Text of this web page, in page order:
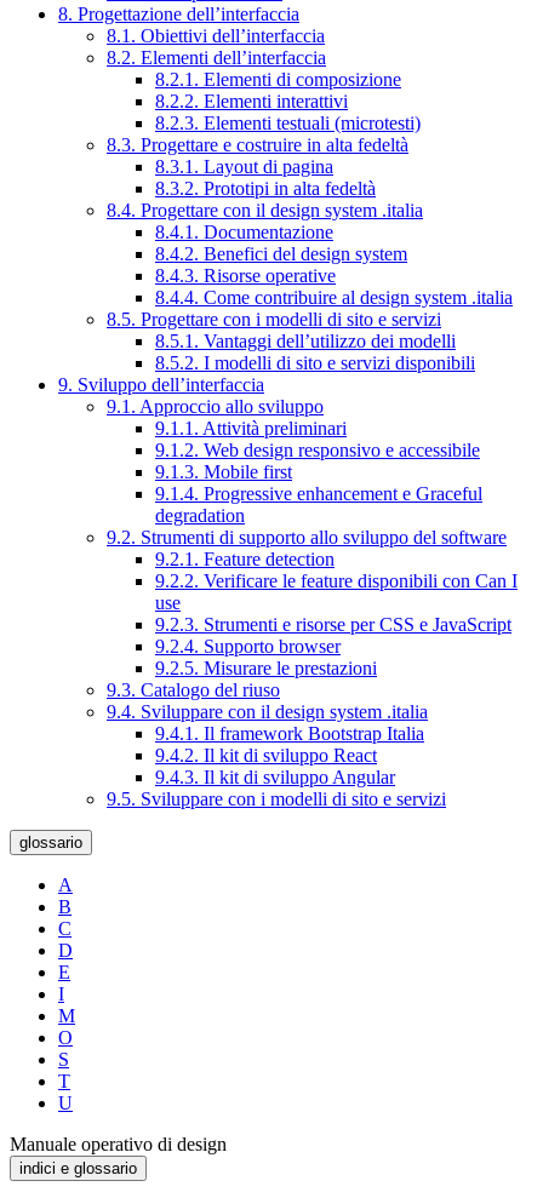
8. Progettazione dell’interfaccia
8.1. Obiettivi dell’interfaccia
8.2. Elementi dell’interfaccia
8.2.1. Elementi di composizione
8.2.2. Elementi interattivi
8.2.3. Elementi testuali (microtesti)
8.3. Progettare e costruire in alta fedeltà
8.3.1. Layout di pagina
8.3.2. Prototipi in alta fedeltà
8.4. Progettare con il design system .italia
8.4.1. Documentazione
8.4.2. Benefici del design system
8.4.3. Risorse operative
8.4.4. Come contribuire al design system .italia
8.5. Progettare con i modelli di sito e servizi
8.5.1. Vantaggi dell’utilizzo dei modelli
8.5.2. I modelli di sito e servizi disponibili
9. Sviluppo dell’interfaccia
9.1. Approccio allo sviluppo
9.1.1. Attività preliminari
9.1.2. Web design responsivo e accessibile
9.1.3. Mobile first
9.1.4. Progressive enhancement e Graceful
degradation
9.2. Strumenti di supporto allo sviluppo del software
9.2.1. Feature detection
9.2.2. Verificare le feature disponibili con Can I
use
9.2.3. Strumenti e risorse per CSS e JavaScript
9.2.4. Supporto browser
9.2.5. Misurare le prestazioni
9.3. Catalogo del riuso
9.4. Sviluppare con il design system .italia
9.4.1. Il framework Bootstrap Italia
9.4.2. Il kit di sviluppo React
9.4.3. Il kit di sviluppo Angular
9.5. Sviluppare con i modelli di sito e servizi
glossario
A
B
C
D
E
I
M
O
S
T
U
Manuale operativo di design
indici e glossario